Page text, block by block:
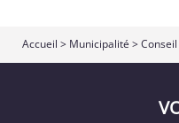
Accueil > Municipalité >